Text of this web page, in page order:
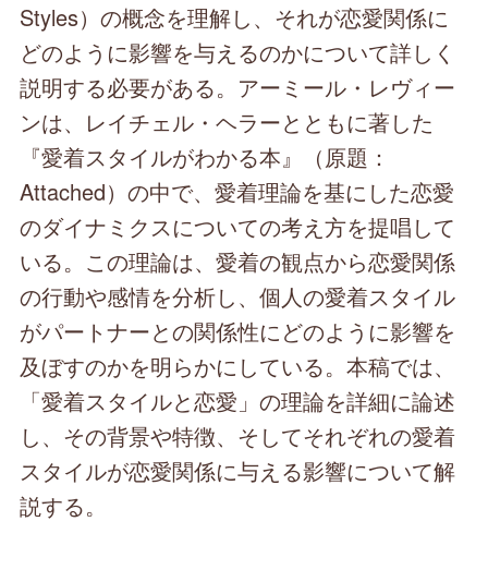
Styles）の概念を理解し、それが恋愛関係に
どのように影響を与えるのかについて詳しく
説明する必要がある。アーミール・レヴィー
ンは、レイチェル・ヘラーとともに著した
『愛着スタイルがわかる本』（原題：
Attached）の中で、愛着理論を基にした恋愛
のダイナミクスについての考え方を提唱して
いる。この理論は、愛着の観点から恋愛関係
の行動や感情を分析し、個人の愛着スタイル
がパートナーとの関係性にどのように影響を
及ぼすのかを明らかにしている。本稿では、
「愛着スタイルと恋愛」の理論を詳細に論述
し、その背景や特徴、そしてそれぞれの愛着
スタイルが恋愛関係に与える影響について解
説する。